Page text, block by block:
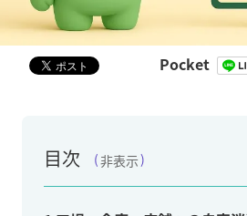
Pocket
目次 非表示